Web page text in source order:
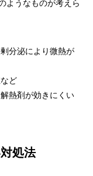
ようなものが考えら
分泌により微熱が
ど
熱剤が効きにくい
処法